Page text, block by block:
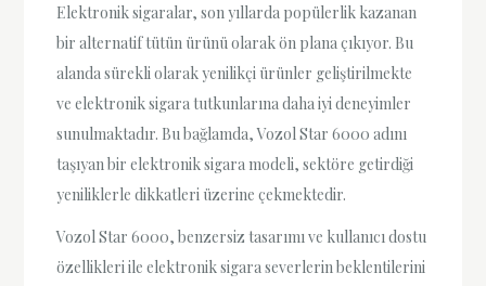
Elektronik sigaralar, son yıllarda popülerlik kazanan
bir alternatif tütün ürünü olarak ön plana çıkıyor. Bu
alanda sürekli olarak yenilikçi ürünler geliştirilmekte
ve elektronik sigara tutkunlarına daha iyi deneyimler
sunulmaktadır. Bu bağlamda, Vozol Star 6000 adını
taşıyan bir elektronik sigara modeli, sektöre getirdiği
yeniliklerle dikkatleri üzerine çekmektedir.
Vozol Star 6000, benzersiz tasarımı ve kullanıcı dostu
özellikleri ile elektronik sigara severlerin beklentilerini